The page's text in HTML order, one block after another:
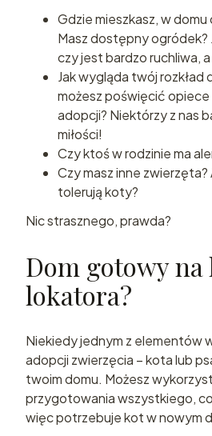
Gdzie mieszkasz, w domu
Masz dostępny ogródek?
czy jest bardzo ruchliwa,
Jak wygląda twój rozkład
możesz poświęcić
adopcji? Niektórzy z nas
miłości!
Czy ktoś w rodzinie ma
Czy masz inne zwierzęta?
tolerują koty?
Nic strasznego, prawda?
Dom gotowy na
lokatora?
Niekiedy jednym z elementów
adopcji zwierzęcia – kota lub
twoim domu. Możesz
przygotowania wszystkiego,
więc potrzebuje kot w nowym